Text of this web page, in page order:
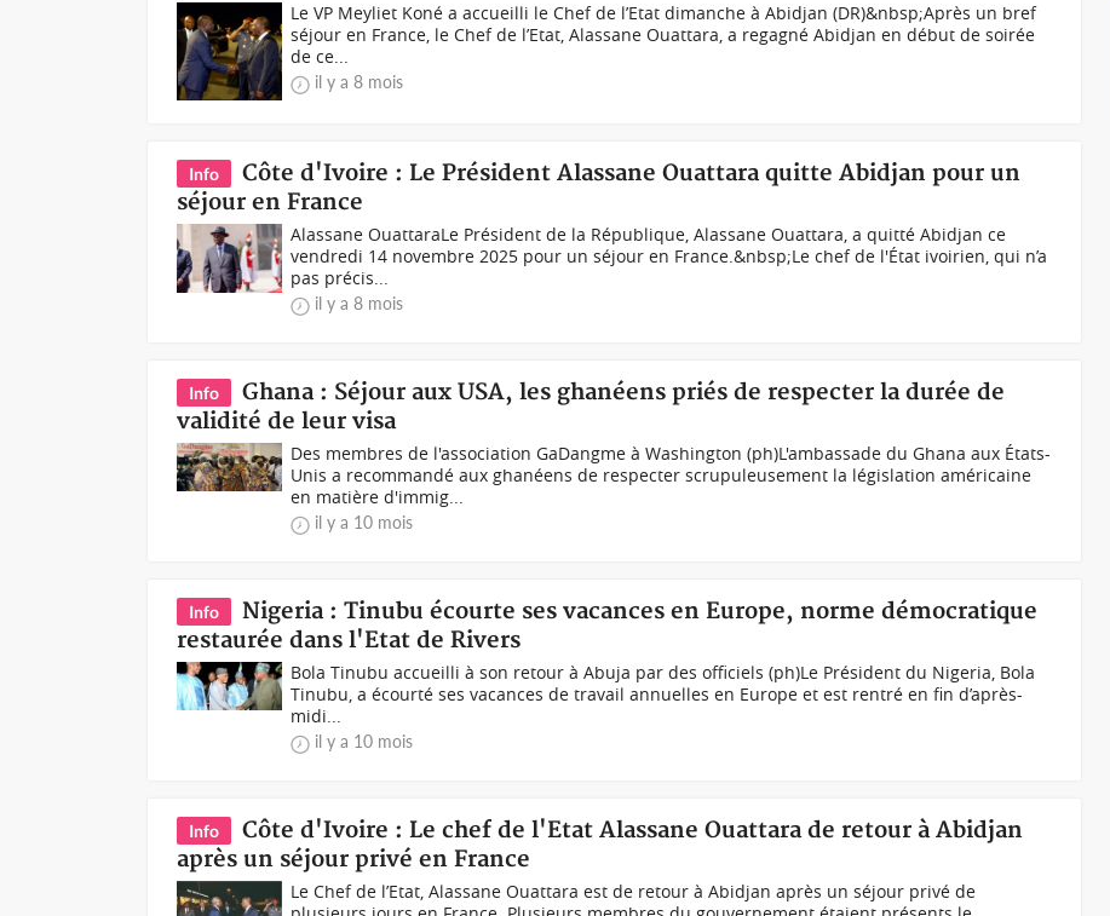
Le VP Meyliet Koné a accueilli le Chef de l’Etat dimanche à Abidjan (DR)&nbsp;Après un bref
séjour en France, le Chef de l’Etat, Alassane Ouattara, a regagné Abidjan en début de soirée
de ce...
il y a 8 mois
Info
Côte d'Ivoire : Le Président Alassane Ouattara quitte Abidjan pour un
séjour en France
Alassane OuattaraLe Président de la République, Alassane Ouattara, a quitté Abidjan ce
vendredi 14 novembre 2025 pour un séjour en France.&nbsp;Le chef de l'État ivoirien, qui n’a
pas précis...
il y a 8 mois
Info
Ghana : Séjour aux USA, les ghanéens priés de respecter la durée de
validité de leur visa
Des membres de l'association GaDangme à Washington (ph)L'ambassade du Ghana aux États-
Unis a recommandé aux ghanéens de respecter scrupuleusement la législation américaine
en matière d'immig...
il y a 10 mois
Info
Nigeria : Tinubu écourte ses vacances en Europe, norme démocratique
restaurée dans l'Etat de Rivers
Bola Tinubu accueilli à son retour à Abuja par des officiels (ph)Le Président du Nigeria, Bola
Tinubu, a écourté ses vacances de travail annuelles en Europe et est rentré en fin d’après-
midi...
il y a 10 mois
Info
Côte d'Ivoire : Le chef de l'Etat Alassane Ouattara de retour à Abidjan
après un séjour privé en France
Le Chef de l’Etat, Alassane Ouattara est de retour à Abidjan après un séjour privé de